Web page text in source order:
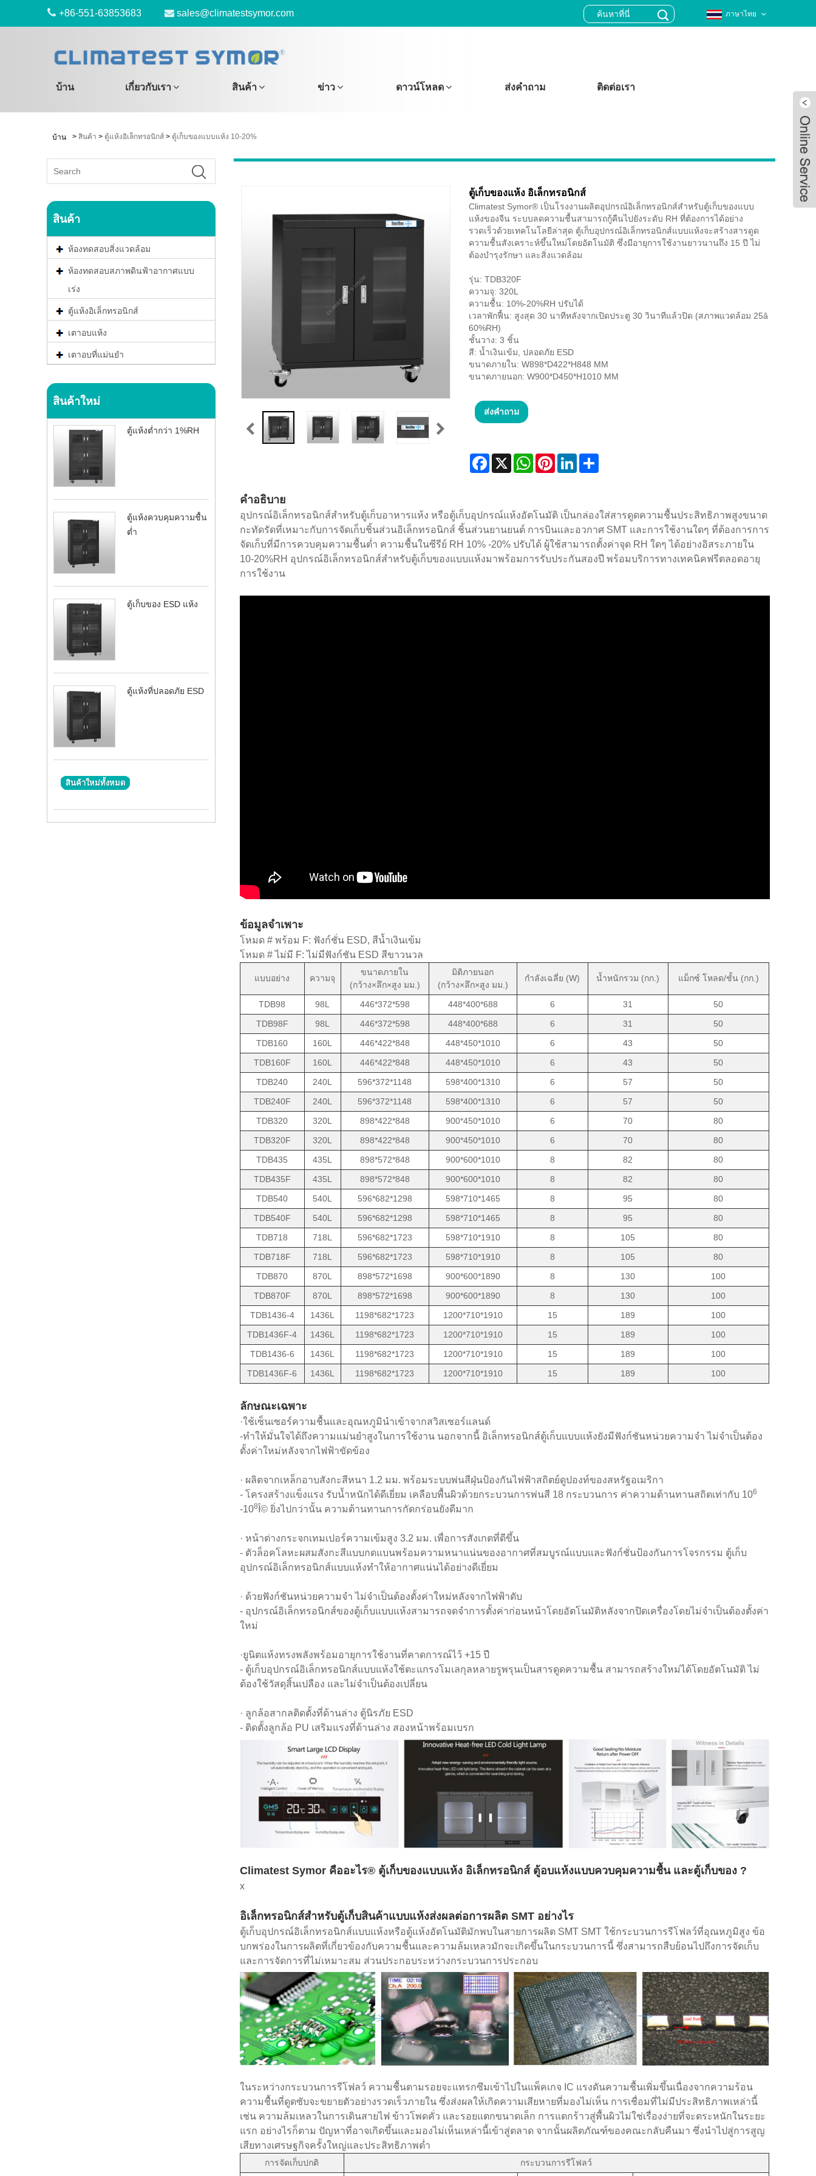
+86-551-63853683 sales@climatestsymor.com ภาษาไทย
บ้าน เกี่ยวกับเรา สินค้า ข่าว ดาวน์โหลด ส่งคำถาม ติดต่อเรา
บ้าน > สินค้า > ตู้แห้งอิเล็กทรอนิกส์ > ตู้เก็บของแบบแห้ง 10-20%
สินค้า
ห้องทดสอบสิ่งแวดล้อม
ห้องทดสอบสภาพดินฟ้าอากาศแบบ
เร่ง
ตู้แห้งอิเล็กทรอนิกส์
เตาอบแห้ง
เตาอบที่แม่นยำ
สินค้าใหม่
ตู้แห้งต่ำกว่า 1%RH
ตู้แห้งควบคุมความชื้น
ต่ำ
ตู้เก็บของ ESD แห้ง
ตู้แห้งที่ปลอดภัย ESD
สินค้าใหม่ทั้งหมด
ตู้เก็บของแห้ง อิเล็กทรอนิกส์
Climatest Symor® เป็นโรงงานผลิตอุปกรณ์อิเล็กทรอนิกส์สำหรับตู้เก็บของแบบ
แห้งของจีน ระบบลดความชื้นสามารถกู้คืนไปยังระดับ RH ที่ต้องการได้อย่าง
รวดเร็วด้วยเทคโนโลยีล่าสุด ตู้เก็บอุปกรณ์อิเล็กทรอนิกส์แบบแห้งจะสร้างสารดูด
ความชื้นสังเคราะห์ขึ้นใหม่โดยอัตโนมัติ ซึ่งมีอายุการใช้งานยาวนานถึง 15 ปี ไม่
ต้องบำรุงรักษา และสิ่งแวดล้อม
รุ่น: TDB320F
ความจุ: 320L
ความชื้น: 10%-20%RH ปรับได้
เวลาพักฟื้น: สูงสุด 30 นาทีหลังจากเปิดประตู 30 วินาทีแล้วปิด (สภาพแวดล้อม 25â
60%RH)
ชั้นวาง: 3 ชิ้น
สี: น้ำเงินเข้ม, ปลอดภัย ESD
ขนาดภายใน: W898*D422*H848 MM
ขนาดภายนอก: W900*D450*H1010 MM
ส่งคำถาม
Facebook
X WhatsAppPinterestLinkedInShare
คำอธิบาย
อุปกรณ์อิเล็กทรอนิกส์สำหรับตู้เก็บอาหารแห้ง หรือตู้เก็บอุปกรณ์แห้งอัตโนมัติ เป็นกล่องใส่สารดูดความชื้นประสิทธิภาพสูงขนาด
กะทัดรัดที่เหมาะกับการจัดเก็บชิ้นส่วนอิเล็กทรอนิกส์ ชิ้นส่วนยานยนต์ การบินและอวกาศ SMT และการใช้งานใดๆ ที่ต้องการการ
จัดเก็บที่มีการควบคุมความชื้นต่ำ ความชื้นในซีรีย์ RH 10% -20% ปรับได้ ผู้ใช้สามารถตั้งค่าจุด RH ใดๆ ได้อย่างอิสระภายใน
10-20%RH อุปกรณ์อิเล็กทรอนิกส์สำหรับตู้เก็บของแบบแห้งมาพร้อมการรับประกันสองปี พร้อมบริการทางเทคนิคฟรีตลอดอายุ
การใช้งาน
ข้อมูลจำเพาะ
โหมด # พร้อม F: ฟังก์ชั่น ESD, สีน้ำเงินเข้ม
โหมด # ไม่มี F: ไม่มีฟังก์ชัน ESD สีขาวนวล
แบบอย่าง ความจุ
ขนาดภายใน
(กว้าง×ลึก×สูง มม.)
มิติภายนอก
(กว้าง×ลึก×สูง มม.)
กำลังเฉลี่ย (W) น้ำหนักรวม (กก.) แม็กซ์ โหลด/ชั้น (กก.)
TDB98 98L 446*372*598 448*400*688 6 31
50
TDB98F
98L 446*372*598 448*400*688 6 31
50
TDB160
160L 446*422*848 448*450*1010 6 43
50
TDB160F
160L 446*422*848 448*450*1010 6 43
50
TDB240
240L 596*372*1148 598*400*1310 6 57
50
TDB240F
240L 596*372*1148 598*400*1310 6 57
50
TDB320
320L 898*422*848 900*450*1010 6 70
80
TDB320F
320L 898*422*848 900*450*1010 6 70
80
TDB435
435L 898*572*848 900*600*1010 8 82
80
TDB435F
435L 898*572*848 900*600*1010 8 82
80
TDB540
540L 596*682*1298 598*710*1465 8 95
80
TDB540F
540L 596*682*1298 598*710*1465 8 95
80
TDB718
718L 596*682*1723 598*710*1910 8 105
80
TDB718F
718L 596*682*1723 598*710*1910 8 105
80
TDB870
870L 898*572*1698 900*600*1890 8 130
100
TDB870F
870L 898*572*1698 900*600*1890 8 130
100
TDB1436-4
1436L 1198*682*1723 1200*710*1910 15 189
100
TDB1436F-4
1436L 1198*682*1723 1200*710*1910 15 189
100
TDB1436-6
1436L 1198*682*1723 1200*710*1910 15 189
100
TDB1436F-6
1436L 1198*682*1723 1200*710*1910 15 189 100
ลักษณะเฉพาะ
·ใช้เซ็นเซอร์ความชื้นและอุณหภูมินำเข้าจากสวิสเซอร์แลนด์
-ทำให้มั่นใจได้ถึงความแม่นยำสูงในการใช้งาน นอกจากนี้ อิเล็กทรอนิกส์ตู้เก็บแบบแห้งยังมีฟังก์ชันหน่วยความจำ ไม่จำเป็นต้อง
ตั้งค่าใหม่หลังจากไฟฟ้าขัดข้อง
· ผลิตจากเหล็กอาบสังกะสีหนา 1.2 มม. พร้อมระบบพ่นสีฝุ่นป้องกันไฟฟ้าสถิตย์ดูปองท์ของสหรัฐอเมริกา
- โครงสร้างแข็งแรง รับน้ำหนักได้ดีเยี่ยม เคลือบพื้นผิวด้วยกระบวนการพ่นสี 18 กระบวนการ ค่าความต้านทานสถิตเท่ากับ 106
-108 Î© ยิ่งไปกว่านั้น ความต้านทานการกัดกร่อนยังดีมาก
· หน้าต่างกระจกเทมเปอร์ความเข้มสูง 3.2 มม. เพื่อการสังเกตที่ดีขึ้น
- ตัวล็อคโลหะผสมสังกะสีแบบกดแบนพร้อมความหนาแน่นของอากาศที่สมบูรณ์แบบและฟังก์ชั่นป้องกันการโจรกรรม ตู้เก็บ
อุปกรณ์อิเล็กทรอนิกส์แบบแห้งทำให้อากาศแน่นได้อย่างดีเยี่ยม
· ด้วยฟังก์ชันหน่วยความจำ ไม่จำเป็นต้องตั้งค่าใหม่หลังจากไฟฟ้าดับ
- อุปกรณ์อิเล็กทรอนิกส์ของตู้เก็บแบบแห้งสามารถจดจำการตั้งค่าก่อนหน้าโดยอัตโนมัติหลังจากปิดเครื่องโดยไม่จำเป็นต้องตั้งค่า
ใหม่
·ยูนิตแห้งทรงพลังพร้อมอายุการใช้งานที่คาดการณ์ไว้ +15 ปี
- ตู้เก็บอุปกรณ์อิเล็กทรอนิกส์แบบแห้งใช้ตะแกรงโมเลกุลหลายรูพรุนเป็นสารดูดความชื้น สามารถสร้างใหม่ได้โดยอัตโนมัติ ไม่
ต้องใช้วัสดุสิ้นเปลือง และไม่จำเป็นต้องเปลี่ยน
· ลูกล้อสากลติดตั้งที่ด้านล่าง ตู้นิรภัย ESD
- ติดตั้งลูกล้อ PU เสริมแรงที่ด้านล่าง สองหน้าพร้อมเบรก
Climatest Symor คืออะไร® ตู้เก็บของแบบแห้ง อิเล็กทรอนิกส์ ตู้อบแห้งแบบควบคุมความชื้น และตู้เก็บของ ?
x
อิเล็กทรอนิกส์สำหรับตู้เก็บสินค้าแบบแห้งส่งผลต่อการผลิต SMT อย่างไร
ตู้เก็บอุปกรณ์อิเล็กทรอนิกส์แบบแห้งหรือตู้แห้งอัตโนมัติมักพบในสายการผลิต SMT SMT ใช้กระบวนการรีโฟลว์ที่อุณหภูมิสูง ข้อ
บกพร่องในการผลิตที่เกี่ยวข้องกับความชื้นและความล้มเหลวมักจะเกิดขึ้นในกระบวนการนี้ ซึ่งสามารถสืบย้อนไปถึงการจัดเก็บ
และการจัดการที่ไม่เหมาะสม ส่วนประกอบระหว่างกระบวนการประกอบ
ในระหว่างกระบวนการรีโฟลว์ ความชื้นตามรอยจะแทรกซึมเข้าไปในแพ็คเกจ IC แรงดันความชื้นเพิ่มขึ้นเนื่องจากความร้อน
ความชื้นที่ดูดซับจะขยายตัวอย่างรวดเร็วภายใน ซึ่งส่งผลให้เกิดความเสียหายที่มองไม่เห็น การเชื่อมที่ไม่มีประสิทธิภาพเหล่านี้
เช่น ความล้มเหลวในการเดินสายไฟ ข้าวโพดคั่ว และรอยแตกขนาดเล็ก การแตกร้าวสู่พื้นผิวไม่ใช่เรื่องง่ายที่จะตระหนักในระยะ
แรก อย่างไรก็ตาม ปัญหาที่อาจเกิดขึ้นและมองไม่เห็นเหล่านี้เข้าสู่ตลาด จากนั้นผลิตภัณฑ์ของคณะกลับคืนมา ซึ่งนำไปสู่การสูญ
เสียทางเศรษฐกิจครั้งใหญ่และประสิทธิภาพต่ำ
การจัดเก็บปกติ กระบวนการรีโฟลว์